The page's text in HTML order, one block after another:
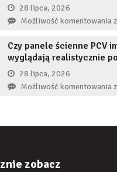
28 lipca, 2026
Możliwość komentowania
Czy panele ścienne PCV
wyglądają realistycznie
28 lipca, 2026
Możliwość komentowania
zobacz